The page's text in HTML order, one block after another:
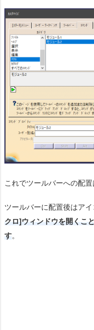
これでツールバーへの配置
ツールバーに配置後はア
クロ]ウィンドウを開くこ
す。